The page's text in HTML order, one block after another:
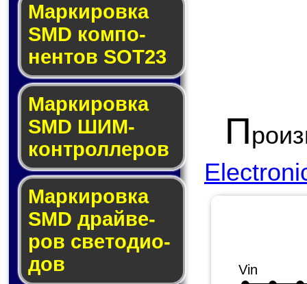
Маркировка
SMD ком­по­
нен­тов SOT23
Маркировка
SMD ШИМ-
кон­трол­ле­ров
Маркировка
SMD драй­ве­
ров све­то­ди­о­
дов
П
Vin